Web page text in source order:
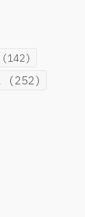
(142)
(252)